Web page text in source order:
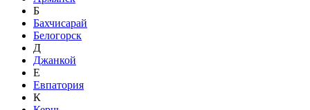
Б
Бахчисарай
Белогорск
Д
Джанкой
Е
Евпатория
К